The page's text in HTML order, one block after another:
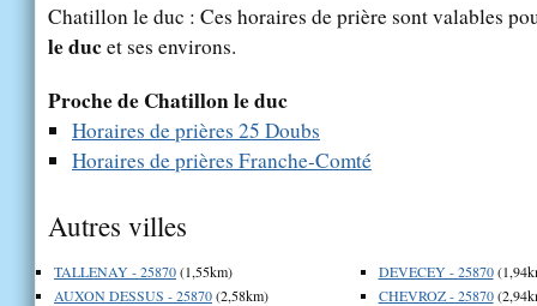
Chatillon le duc : Ces horaires de prière sont valables
le ducet ses environs.
Proche de Chatillon le duc
Horaires de prières 25 Doubs
Horaires de prières Franche-Comté
Autres villes
TALLENAY - 25870(1,55km)
AUXON DESSUS - 25870(2,58km)
DEVECEY - 25870
CHEVROZ - 25870